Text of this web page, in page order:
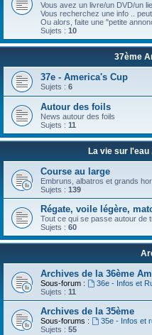
Vous avez un livre/un DVD/un
Vous recherchez une info ..
Ou alors, faite une "petite
Sujets : 10
37ème
37e - America's Cup
Sujets : 6
Autour des foils
News autour des foils
Sujets : 11
La vie sur l'eau
Course au large
Embruns, albatros et grands
Sujets : 139
Régate, voile légère,
Tout ce qui se passe autour de
Sujets : 60
Archives de la 36ème
Sous-forum :
36e - Infos et
Sujets : 11
Archives de la 35ème
Sous-forums : 35e - Infos et
Sujets : 55